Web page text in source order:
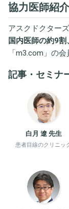
協力医師紹介
アスクドクター
国内医師の約9
「m3.com 」の会
記事・セミナ
白月 遼 先生
患者目線のクリニッ